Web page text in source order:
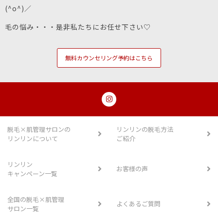
(^o^)／
毛の悩み・・・是非私たちにお任せ下さい♡
無料カウンセリング予約はこちら
脱毛×肌管理サロンの
リンリンについて
リンリンの脱毛方法
ご紹介
リンリン
キャンペーン一覧
お客様の声
全国の脱毛×肌管理
サロン一覧
よくあるご質問